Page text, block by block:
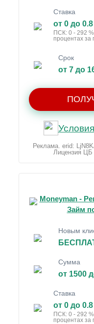
Ставка
от 0 до
ПСК: 0 - 292
процентах за
Срок
от 7 до
Условия
Реклама. erid:
Лицензия
Moneyman -
Займ
Новым
Сумма
от 1500
Ставка
от 0 до
ПСК: 0 - 292
процентах за